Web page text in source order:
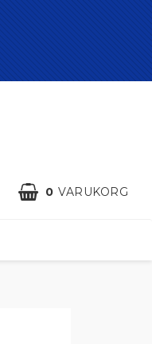
0 VARUKORG